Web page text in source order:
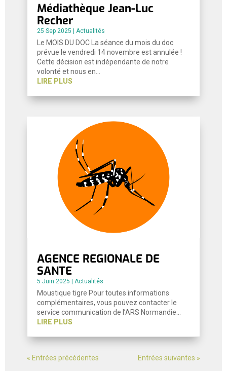
Médiathèque Jean-Luc
Recher
25 Sep 2025 Actualités
Le MOIS DU DOC La séance du mois du doc
prévue le vendredi 14 novembre est annulée !
Cette décision est indépendante de notre
volonté et nous en…
LIRE PLUS
AGENCE REGIONALE DE
SANTE
5 Juin 2025 Actualités
Moustique tigre Pour toutes informations
complémentaires, vous pouvez contacter le
service communication de l’ARS Normandie…
LIRE PLUS
« Entrées précédentes Entrées suivantes »